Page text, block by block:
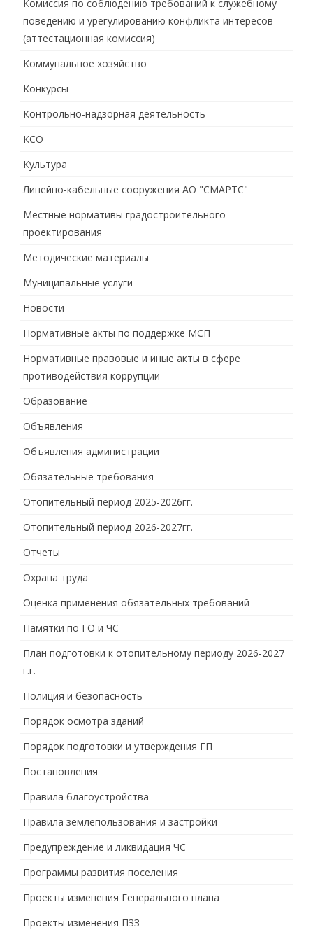
Комиссия по соблюдению требований к служебному
поведению и урегулированию конфликта интересов
(аттестационная комиссия)
Коммунальное хозяйство
Конкурсы
Контрольно-надзорная деятельность
КСО
Культура
Линейно-кабельные сооружения АО "СМАРТС"
Местные нормативы градостроительного
проектирования
Методические материалы
Муниципальные услуги
Новости
Нормативные акты по поддержке МСП
Нормативные правовые и иные акты в сфере
противодействия коррупции
Образование
Объявления
Объявления администрации
Обязательные требования
Отопительный период 2025-2026гг.
Отопительный период 2026-2027гг.
Отчеты
Охрана труда
Оценка применения обязательных требований
Памятки по ГО и ЧС
План подготовки к отопительному периоду 2026-2027
г.г.
Полиция и безопасность
Порядок осмотра зданий
Порядок подготовки и утверждения ГП
Постановления
Правила благоустройства
Правила землепользования и застройки
Предупреждение и ликвидация ЧС
Программы развития поселения
Проекты изменения Генерального плана
Проекты изменения ПЗЗ